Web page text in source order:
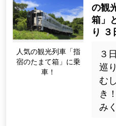
he Kagoshima
onfirmed its efficacy. In
o proven effective in
Hot Springs
A hot spring that
人気の観光列車「指
宿のたまて箱」に乗
車！
の観
箱」
り ３
３
巡
む
き
み